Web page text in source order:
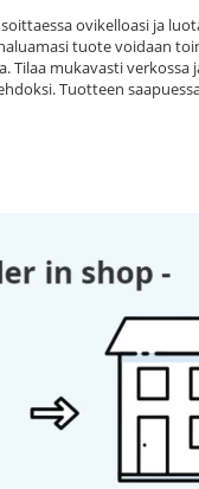
ovikelloasi ja
tuote voidaan
mukavasti verkossa
Tuotteen